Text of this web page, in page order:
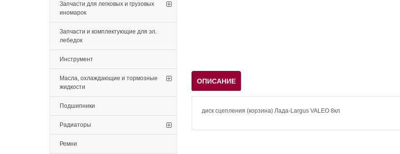
Запчасти для легковых и грузовых
иномарок
Запчасти и комплектующие для эл.
лебедок
Инструмент
Масла, охлаждающие и тормозные
жидкости
Подшипники
Радиаторы
Ремни
ОПИСАНИЕ
диск сцепления (корзина) Лада-Largus VALEO 8кл